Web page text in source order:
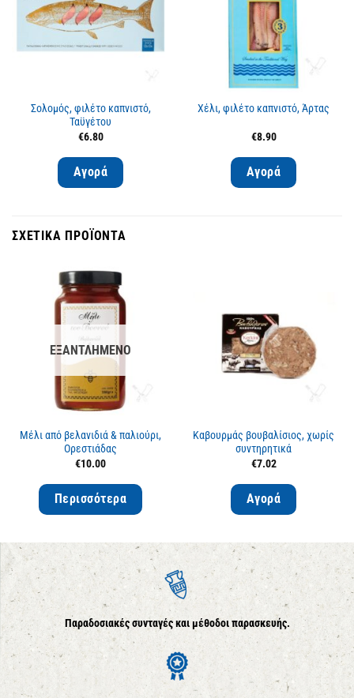
Σολομός, φιλέτο καπνιστό,
Ταϋγέτου
€6.80
Αγορά
Χέλι, φιλέτο καπνιστό, Άρτας
€8.90
Αγορά
ΣΧΕΤΙΚΆ ΠΡΟΪΌΝΤΑ
ΕΞΑΝΤΛΗΜΈΝΟ
Μέλι από βελανιδιά & παλιούρι,
Ορεστιάδας
€10.00
Περισσότερα
Καβουρμάς βουβαλίσιος, χωρίς
συντηρητικά
€7.02
Αγορά
Παραδοσιακές συνταγές και μέθοδοι παρασκευής.